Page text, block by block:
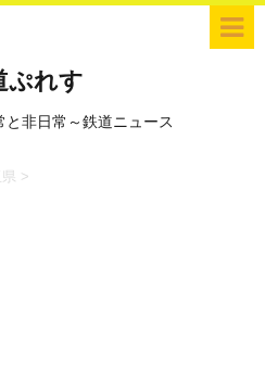
ぷれす
非日常～鉄道ニュース
>